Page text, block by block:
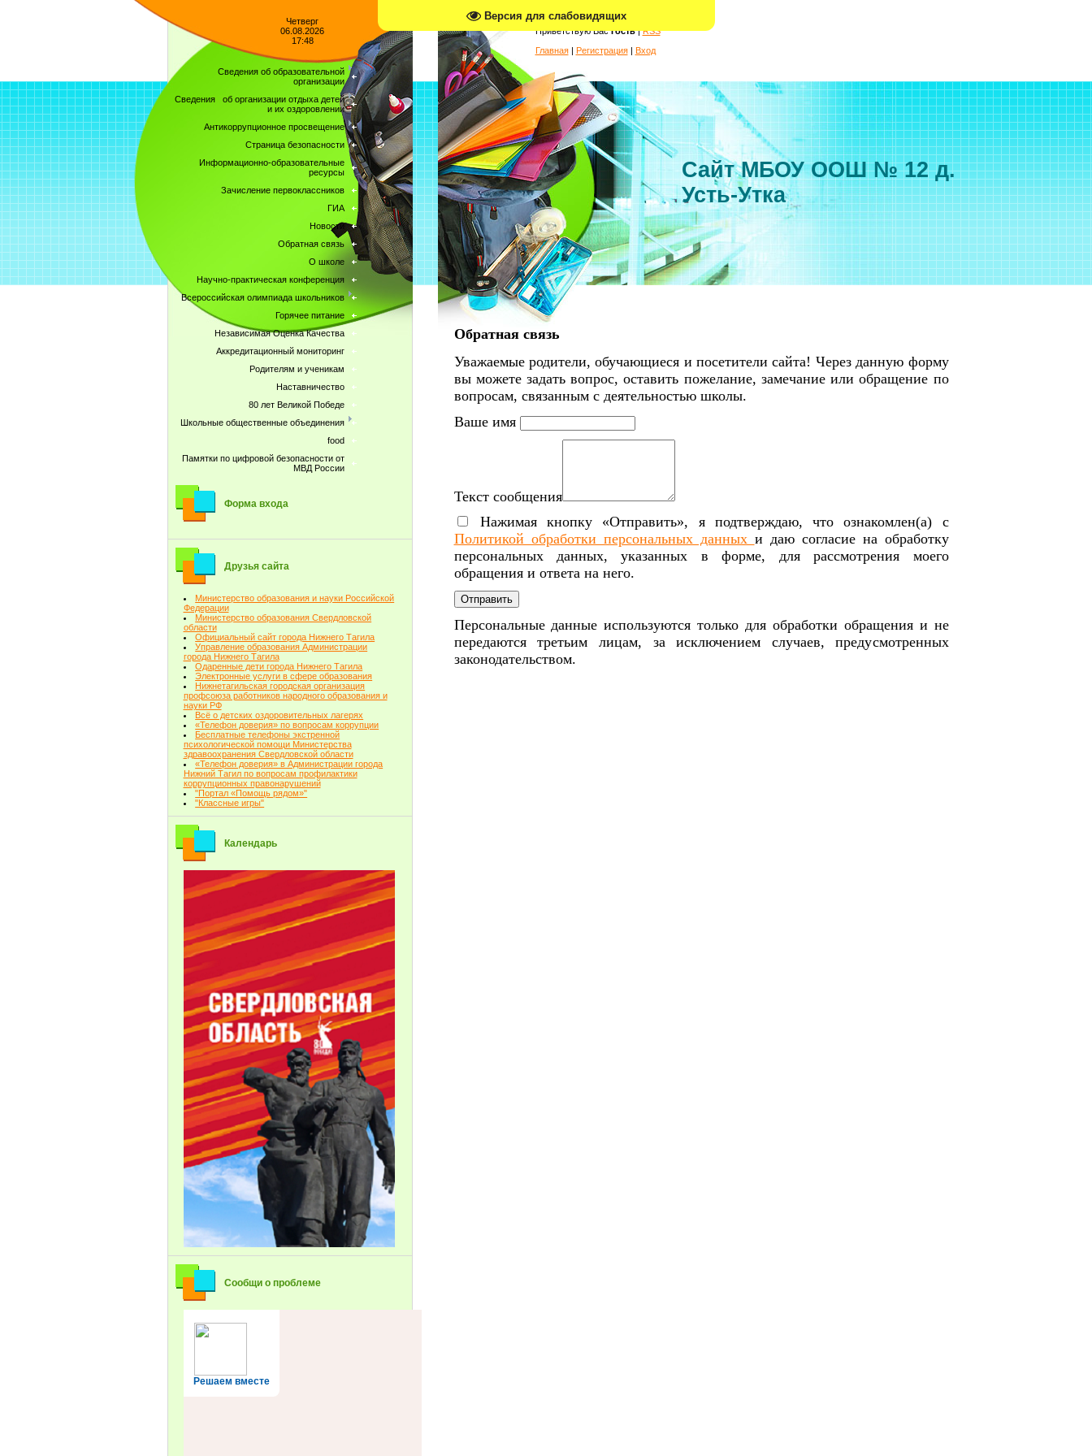
Версия для слабовидящих
Четверг
06.08.2026
17:48
Сведения об образовательной
организации
Сведения об организации отдыха детей
и их оздоровлении
Антикоррупционное просвещение
Страница безопасности
Информационно-образовательные
ресурсы
Зачисление первоклассников
ГИА
Новости
Обратная связь
О школе
Научно-практическая конференция
Всероссийская олимпиада школьников
Горячее питание
Независимая Оценка Качества
Аккредитационный мониторинг
Родителям и ученикам
Наставничество
80 лет Великой Победе
Школьные общественные объединения
food
Памятки по цифровой безопасности от
МВД России
Форма входа
Друзья сайта
Министерство образования и науки Российской
Федерации
Министерство образования Свердловской
области
Официальный сайт города Нижнего Тагила
Управление образования Администрации
города Нижнего Тагила
Одаренные дети города Нижнего Тагила
Электронные услуги в сфере образования
Нижнетагильская городская организация
профсоюза работников народного образования и
науки РФ
Всё о детских оздоровительных лагерях
«Телефон доверия» по вопросам коррупции
Бесплатные телефоны экстренной
психологической помощи Министерства
здравоохранения Свердловской области
«Телефон доверия» в Администрации города
Нижний Тагил по вопросам профилактики
коррупционных правонарушений
"Портал «Помощь рядом»"
"Классные игры"
Календарь
Сообщи о проблеме
Решаем вместе
Приветствую Вас Гость|RSS
Главная| Регистрация| Вход
Сайт МБОУ ООШ № 12 д.
Усть-Утка
Обратная связь
Уважаемые родители, обучающиеся и посетители сайта! Через данную форму
вы можете задать вопрос, оставить пожелание, замечание или обращение по
вопросам, связанным с деятельностью школы.
Ваше имя
Текст сообщения
Нажимая кнопку «Отправить», я подтверждаю, что ознакомлен(а) с
Политикой обработки персональных данных и даю согласие на обработку
персональных данных, указанных в форме, для рассмотрения моего
обращения и ответа на него.
Отправить
Персональные данные используются только для обработки обращения и не
передаются третьим лицам, за исключением случаев, предусмотренных
законодательством.